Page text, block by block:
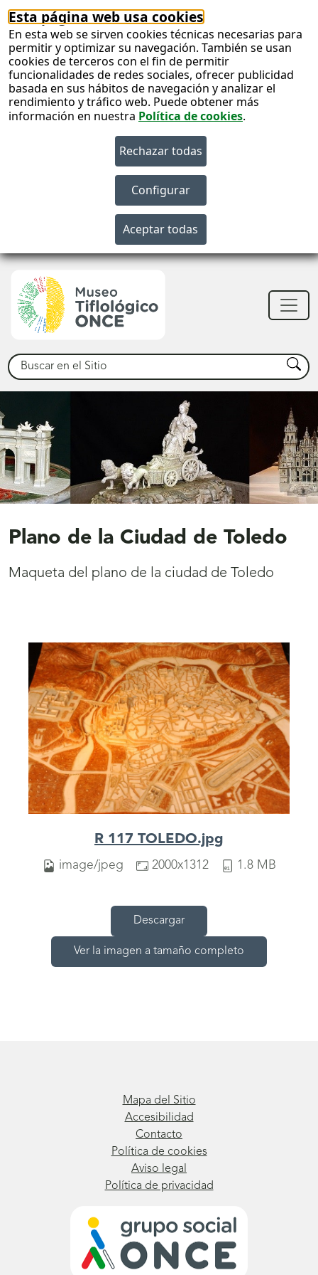
Esta página web usa cookies
En esta web se sirven cookies técnicas necesarias para
permitir y optimizar su navegación. También se usan
cookies de terceros con el fin de permitir
funcionalidades de redes sociales, ofrecer publicidad
basada en sus hábitos de navegación y analizar el
rendimiento y tráfico web. Puede obtener más
información en nuestra Política de cookies.
Buscar Buscar
Plano de la Ciudad de Toledo
Maqueta del plano de la ciudad de Toledo
R 117 TOLEDO.jpg
image/jpeg 2000x1312 1.8 MB
Descargar
Ver la imagen a tamaño completo
Mapa del Sitio
Accesibilidad
Contacto
Política de cookies
Aviso legal
Política de privacidad